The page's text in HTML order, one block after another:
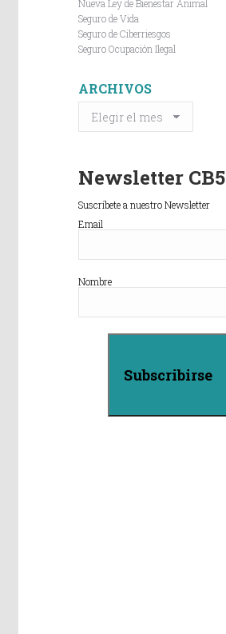
Nueva Ley de Bienestar Animal
Seguro de Vida
Seguro de Ciberriesgos
Seguro Ocupación Ilegal
ARCHIVOS
ARCHIVOS
Newsletter CB5
Suscríbete a nuestro Newsletter
Email
Nombre